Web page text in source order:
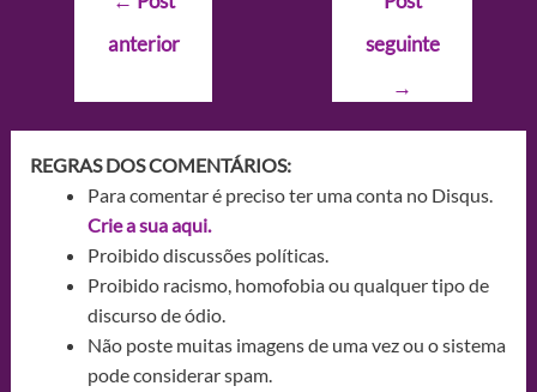
Postanterior
seguinte
→
REGRAS DOS COMENTÁRIOS:
Para comentar é preciso ter uma conta no Disqus.
Crie a sua aqui.
Proibido discussões políticas.
Proibido racismo, homofobia ou qualquer tipo de
discurso de ódio.
Não poste muitas imagens de uma vez ou o sistema
pode considerar spam.